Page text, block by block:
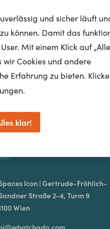
Icon | Gertrude-Fröhlich-
Straße 2-4, Turm 9
Wien
und sicher läuft
können. Damit das
Mit einem Klick auf
Cookies und andere
Erfahrung zu bieten. Klicke
klar!